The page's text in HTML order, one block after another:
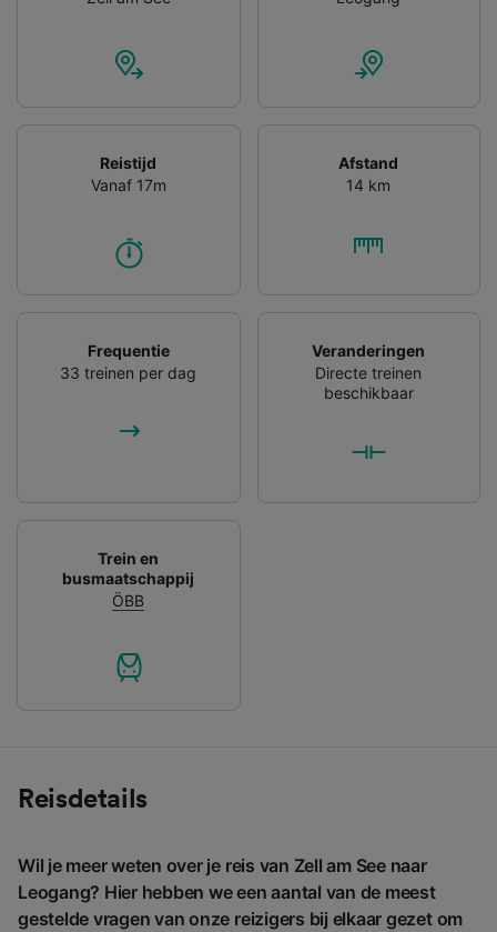
Reistijd
Vanaf 17m
Afstand
14 km
Frequentie
33 treinen per dag
Veranderingen
Directe treinen
beschikbaar
Trein en
busmaatschappij
ÖBB
Reisdetails
Wil je meer weten over je reis van Zell am See naar
Leogang? Hier hebben we een aantal van de meest
gestelde vragen van onze reizigers bij elkaar gezet om
gevraagd om je niet te volgen.
Wij en onze partners verwerken gegevens
voor de volgende doeleinden:
Precieze geolocatiegegevens gebruiken. De
apparaatkenmerken actief scannen ter
opslaan en/of openen. Gepersonaliseerde
advertenties en content, advertentie- en
ontwikkeling van diensten.
Partnerlijst (derden)